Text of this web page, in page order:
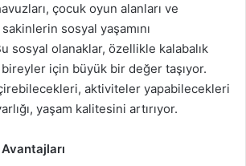
çocuk oyun alanları ve
sosyal yaşamını
sosyal olanaklar, özellikle kalabalık
için büyük bir değer taşıyor.
aktiviteler yapabilecekleri
yaşam kalitesini artırıyor.